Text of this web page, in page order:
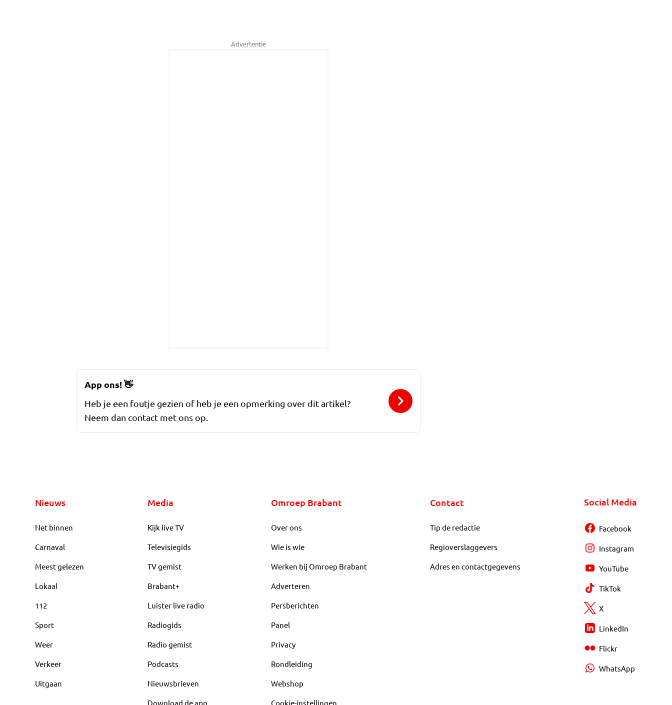
Advertentie
App ons!👋
Heb je een foutje gezien of heb je een opmerking over dit artikel?
Neem dan contact met ons op.
Nieuws
Net binnen
Carnaval
Meest gelezen
Lokaal
112
Sport
Weer
Verkeer
Uitgaan
Media
Kijk live TV
Televisiegids
TV gemist
Brabant+
Luister live radio
Radiogids
Radio gemist
Podcasts
Nieuwsbrieven
Download de app
Omroep Brabant
Over ons
Wie is wie
Werken bij Omroep Brabant
Adverteren
Persberichten
Panel
Privacy
Rondleiding
Webshop
Cookie-instellingen
Contact
Tip de redactie
Regioverslaggevers
Adres en contactgegevens
Social Media
Facebook
Instagram
YouTube
TikTok
X
LinkedIn
Flickr
WhatsApp